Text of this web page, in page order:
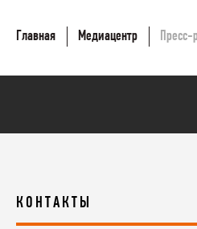
Главная Медиацентр
КОНТАКТЫ